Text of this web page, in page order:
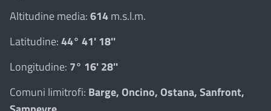
Altitudine media:614m.s.l.m.
Latitudine:44° 41' 18''
Longitudine: 7° 16' 28''
Comuni limitrofi: Barge, Oncino, Ostana, Sanfront,